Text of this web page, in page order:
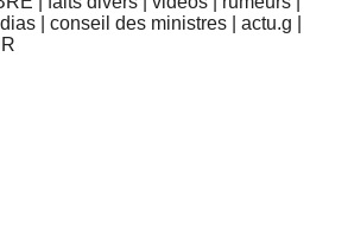
conseil des ministres actu.g